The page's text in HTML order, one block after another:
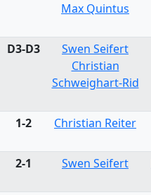
Max Quintus
D3-D3
Swen Seifert
Christian
Schweighart-Rid
1-2 Christian Reiter
2-1 Swen Seifert